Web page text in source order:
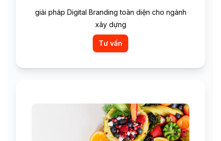
giải pháp Digital Branding toàn diện cho ngành
xây dựng
Tư vấn